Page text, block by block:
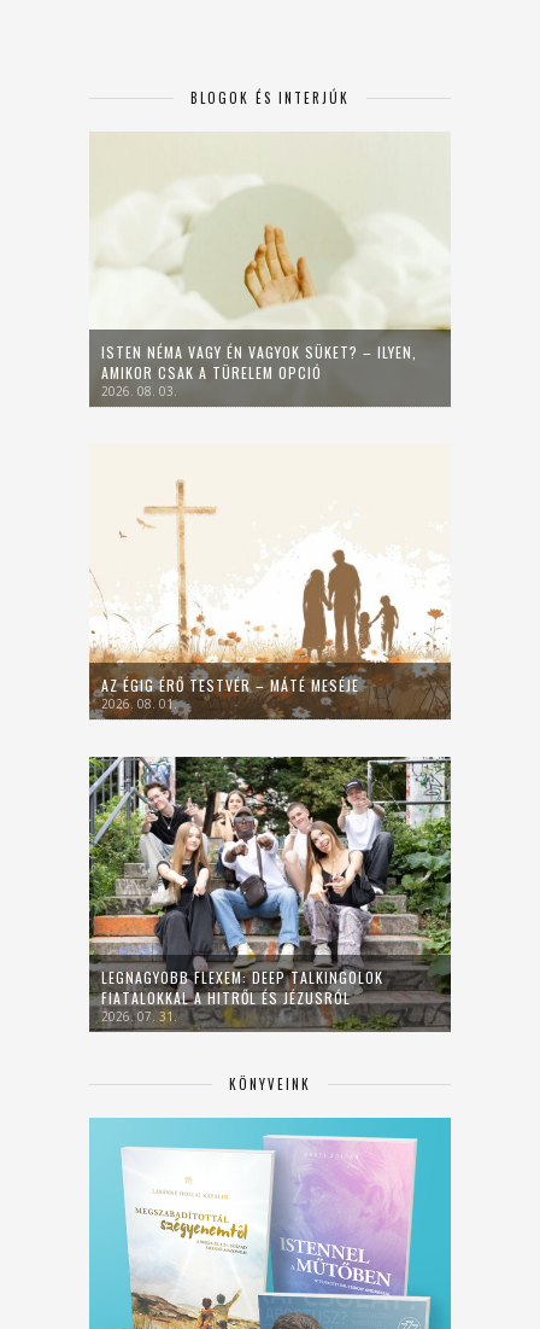
BLOGOK ÉS INTERJÚK
ISTEN NÉMA VAGY ÉN VAGYOK SÜKET? – ILYEN,
AMIKOR CSAK A TÜRELEM OPCIÓ
2026. 08. 03.
AZ ÉGIG ÉRŐ TESTVÉR – MÁTÉ MESÉJE
2026. 08. 01.
LEGNAGYOBB FLEXEM: DEEP TALKINGOLOK
FIATALOKKAL A HITRŐL ÉS JÉZUSRÓL
2026. 07. 31.
KÖNYVEINK